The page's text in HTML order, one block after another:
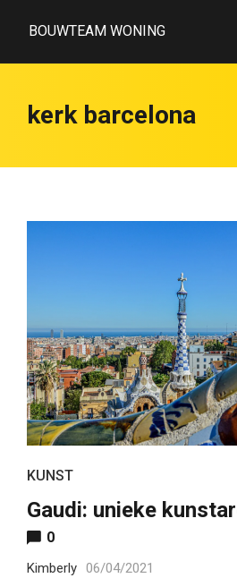
BOUWTEAM WONING
kerk barcelona
KUNST
Gaudi: unieke
0
Kimberly 06/04/2021